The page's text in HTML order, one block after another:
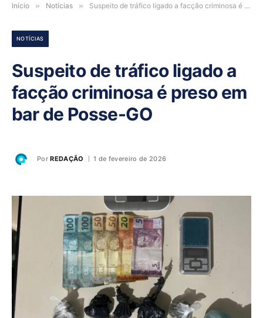
Início » Notícias » Suspeito de tráfico ligado a facção criminosa é preso em bar de Posse-GO
NOTÍCIAS
Suspeito de tráfico ligado a
facção criminosa é preso em
bar de Posse-GO
Por REDAÇÃO 1 de fevereiro de 2026